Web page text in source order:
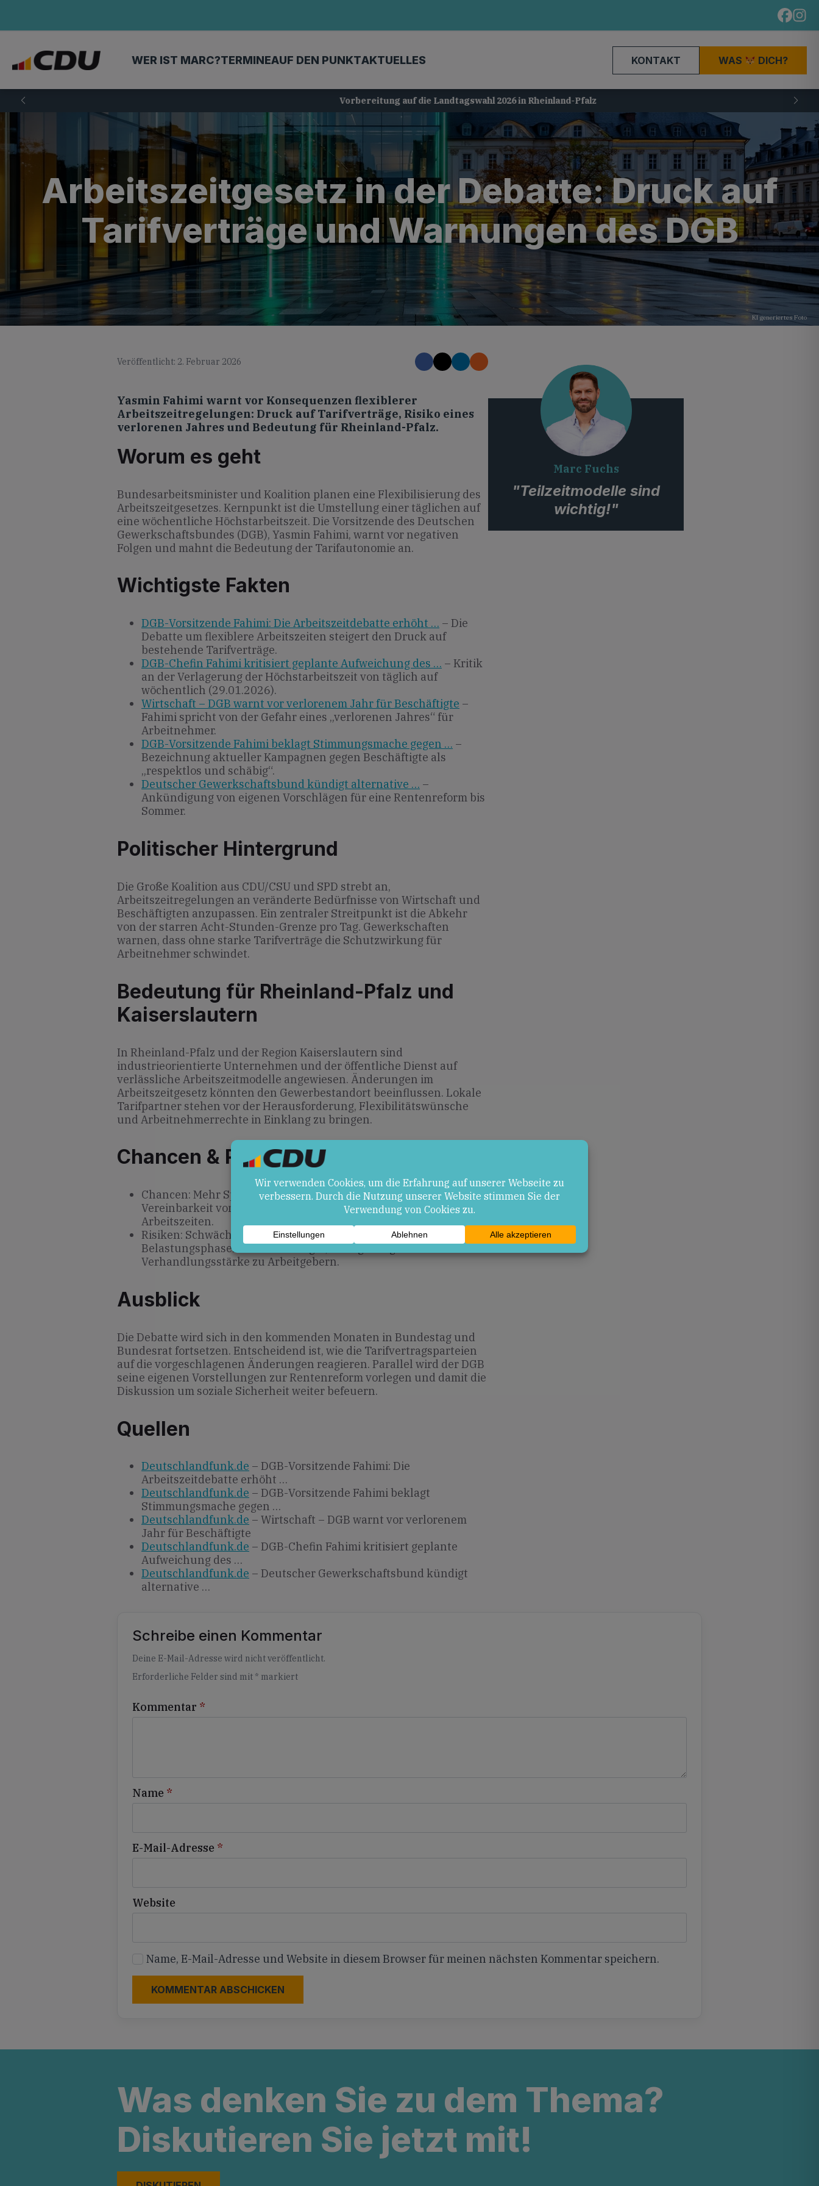
WER IST MARC?TERMINEAUF DEN PUNKTAKTUELLES KONTAKT WAS DICH?
Vorbereitung auf die Landtagswahl 2026 in Rheinland-Pfalz
Arbeitszeitgesetz in der Debatte: Druck auf
Tarifverträge und Warnungen des DGB
KI generiertes Foto
Veröffentlicht: 2. Februar 2026
Yasmin Fahimi warnt vor Konsequenzen flexiblerer
Arbeitszeitregelungen: Druck auf Tarifverträge, Risiko eines
verlorenen Jahres und Bedeutung für Rheinland-Pfalz.
Worum es geht
Bundesarbeitsminister und Koalition planen eine Flexibilisierung des
Arbeitszeitgesetzes. Kernpunkt ist die Umstellung einer täglichen auf
eine wöchentliche Höchstarbeitszeit. Die Vorsitzende des Deutschen
Gewerkschaftsbundes (DGB), Yasmin Fahimi, warnt vor negativen
Folgen und mahnt die Bedeutung der Tarifautonomie an.
Wichtigste Fakten
DGB-Vorsitzende Fahimi: Die Arbeitszeitdebatte erhöht … – Die
Debatte um flexiblere Arbeitszeiten steigert den Druck auf
bestehende Tarifverträge.
DGB-Chefin Fahimi kritisiert geplante Aufweichung des … – Kritik
an der Verlagerung der Höchstarbeitszeit von täglich auf
wöchentlich (29.01.2026).
Wirtschaft – DGB warnt vor verlorenem Jahr für Beschäftigte –
Fahimi spricht von der Gefahr eines „verlorenen Jahres“ für
Arbeitnehmer.
DGB-Vorsitzende Fahimi beklagt Stimmungsmache gegen … –
Bezeichnung aktueller Kampagnen gegen Beschäftigte als
„respektlos und schäbig“.
Deutscher Gewerkschaftsbund kündigt alternative … –
Ankündigung von eigenen Vorschlägen für eine Rentenreform bis
Sommer.
Politischer Hintergrund
Die Große Koalition aus CDU/CSU und SPD strebt an,
Arbeitszeitregelungen an veränderte Bedürfnisse von Wirtschaft und
Beschäftigten anzupassen. Ein zentraler Streitpunkt ist die Abkehr
von der starren Acht-Stunden-Grenze pro Tag. Gewerkschaften
warnen, dass ohne starke Tarifverträge die Schutzwirkung für
Arbeitnehmer schwindet.
Bedeutung für Rheinland-Pfalz und
Kaiserslautern
In Rheinland-Pfalz und der Region Kaiserslautern sind
industrieorientierte Unternehmen und der öffentliche Dienst auf
verlässliche Arbeitszeitmodelle angewiesen. Änderungen im
Arbeitszeitgesetz könnten den Gewerbestandort beeinflussen. Lokale
Tarifpartner stehen vor der Herausforderung, Flexibilitätswünsche
und Arbeitnehmerrechte in Einklang zu bringen.
Chancen & Risiken
Chancen: Mehr Spielraum für moderne Schichtsysteme, bessere
Vereinbarkeit von Beruf und Privatleben, zeitgemäße
Arbeitszeiten.
Risiken: Schwächung tariflicher Standards, längere
Belastungsphasen für Beschäftigte, Verlagerung der
Verhandlungsstärke zu Arbeitgebern.
Ausblick
Die Debatte wird sich in den kommenden Monaten in Bundestag und
Bundesrat fortsetzen. Entscheidend ist, wie die Tarifvertragsparteien
auf die vorgeschlagenen Änderungen reagieren. Parallel wird der DGB
seine eigenen Vorstellungen zur Rentenreform vorlegen und damit die
Diskussion um soziale Sicherheit weiter befeuern.
Quellen
Deutschlandfunk.de – DGB-Vorsitzende Fahimi: Die
Arbeitszeitdebatte erhöht …
Deutschlandfunk.de – DGB-Vorsitzende Fahimi beklagt
Stimmungsmache gegen …
Deutschlandfunk.de – Wirtschaft – DGB warnt vor verlorenem
Jahr für Beschäftigte
Deutschlandfunk.de – DGB-Chefin Fahimi kritisiert geplante
Aufweichung des …
Deutschlandfunk.de – Deutscher Gewerkschaftsbund kündigt
alternative …
Marc Fuchs
"Teilzeitmodelle sind
wichtig!"
Schreibe einen Kommentar
Deine E-Mail-Adresse wird nicht veröffentlicht.
Erforderliche Felder sind mit * markiert
Kommentar *
Name *
E-Mail-Adresse *
Website
Name, E-Mail-Adresse und Website in diesem Browser für meinen nächsten Kommentar speichern.
Alternative:
Was denken Sie zu dem Thema?
Diskutieren Sie jetzt mit!